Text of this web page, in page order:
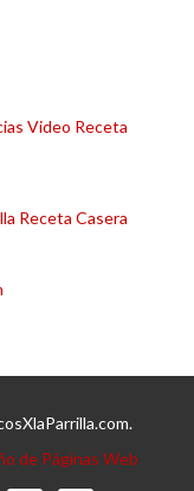
Video Receta
Receta Casera
de Páginas Web